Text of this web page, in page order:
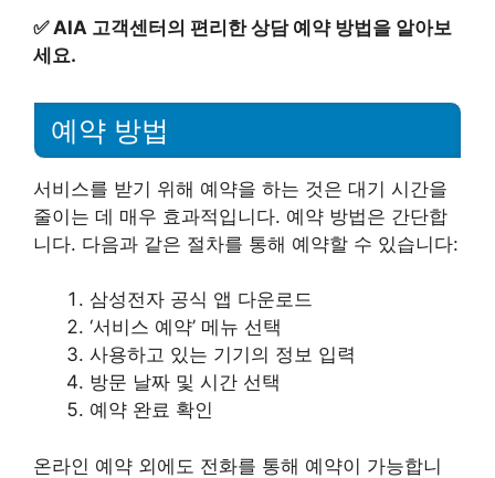
✅AIA 고객센터의 편리한 상담 예약 방법을 알아보
세요.
예약 방법
서비스를 받기 위해 예약을 하는 것은 대기 시간을
줄이는 데 매우 효과적입니다. 예약 방법은 간단합
니다. 다음과 같은 절차를 통해 예약할 수 있습니다:
삼성전자 공식 앱 다운로드
‘서비스 예약’ 메뉴 선택
사용하고 있는 기기의 정보 입력
방문 날짜 및 시간 선택
예약 완료 확인
온라인 예약 외에도 전화를 통해 예약이 가능합니